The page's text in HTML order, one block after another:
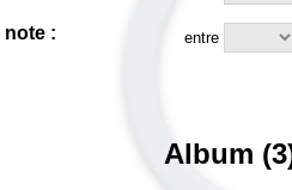
note : entre
Album